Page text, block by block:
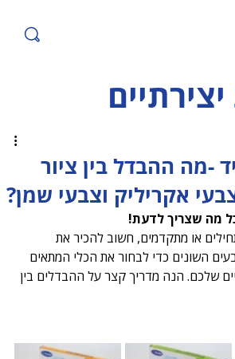
-מה ההבדל בין ציור
אקריליק וצבעי שמן?
מה שצריך לדעת!
או מתקדמים, חשוב להכיר את
השונים כדי לבחור את הכלי המתאים
שלכם. הנה מדריך קצר על ההבדלים בין